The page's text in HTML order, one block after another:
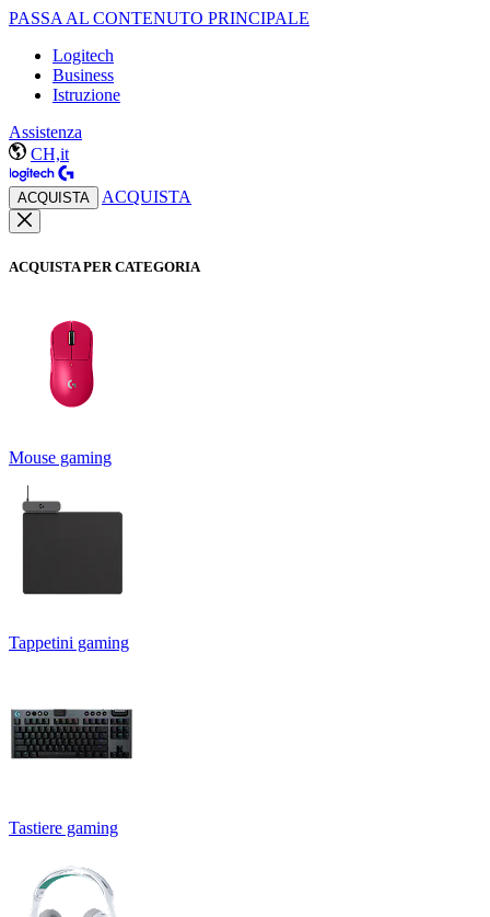
PASSA AL CONTENUTO PRINCIPALE
Logitech
Business
Istruzione
Assistenza
CH,it
ACQUISTA ACQUISTA
ACQUISTA PER CATEGORIA
Mouse gaming
Tappetini gaming
Tastiere gaming